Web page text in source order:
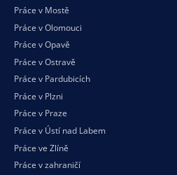
Práce v Mostě
Práce v Olomouci
Práce v Opavě
Práce v Ostravě
Práce v Pardubicích
Práce v Plzni
Práce v Praze
Práce v Ústí nad Labem
Práce ve Zlíně
Práce v zahraničí